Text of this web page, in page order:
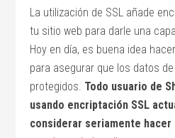
La utilización de SSL añade
tu sitio web para darle una
Hoy en día, es buena idea
para asegurar que los datos
protegidos. Todo usuario de
usando encriptación SSL
considerar seriamente hacer